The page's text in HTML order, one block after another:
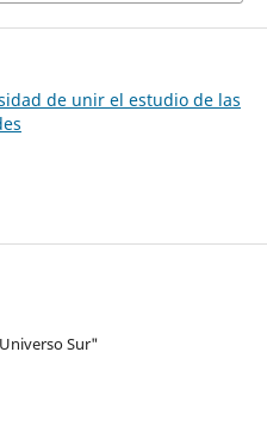
de unir el estudio de las
Sur"